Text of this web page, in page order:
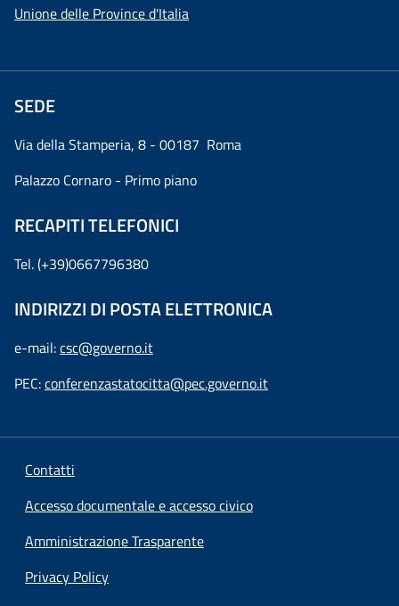
Unione delle Province d'Italia
SEDE
Via della Stamperia, 8 - 00187 Roma
Palazzo Cornaro - Primo piano
RECAPITI TELEFONICI
Tel. (+39)0667796380
INDIRIZZI DI POSTA ELETTRONICA
e-mail:csc@governo.it
PEC:conferenzastatocitta@pec.governo.it
Contatti
Accesso documentale e accesso civico
Amministrazione Trasparente
Privacy Policy